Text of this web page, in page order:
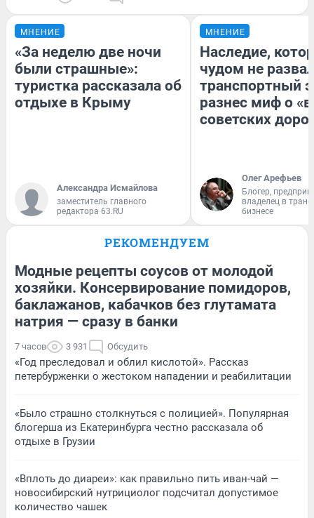
МНЕНИЕ
«За неделю две ночи
были страшные»:
туристка рассказала об
отдыхе в Крыму
Александра Исмайлова
заместитель главного
редактора 63.RU
МНЕНИЕ
Наследие,
чудом не
транспортный
разнес миф о
советских
Олег Арефьев
Блогер,
владелец в
бизнесе
РЕКОМЕНДУЕМ
Модные рецепты соусов от молодой
хозяйки. Консервирование помидоров,
баклажанов, кабачков без глутамата
натрия — сразу в банки
7 часов 3 931 Обсудить
«Год преследовал и облил кислотой». Рассказ
петербурженки о жестоком нападении и реабилитации
«Было страшно столкнуться с полицией». Популярная
блогерша из Екатеринбурга честно рассказала об
отдыхе в Грузии
«Вплоть до диареи»: как правильно пить иван-чай —
новосибирский нутрициолог подсчитал допустимое
количество чашек